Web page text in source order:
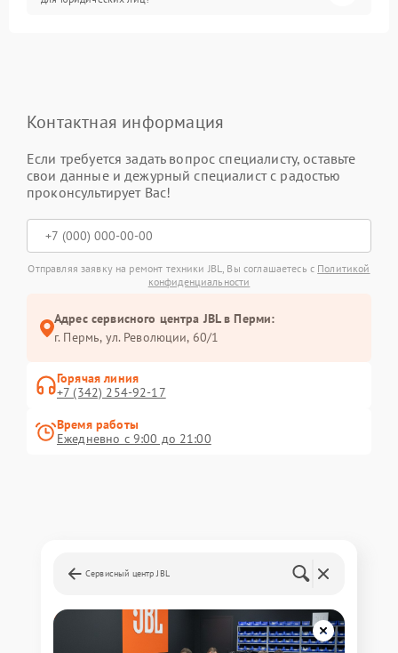
Контактная информация
Если требуется задать вопрос специалисту, оставьте
свои данные и дежурный специалист с радостью
проконсультирует Вас!
Отправляя заявку на ремонт техники JBL, Вы соглашаетесь с Политикой
конфиденциальности
Адрес сервисного центра JBL в Перми:
г. Пермь, ул. ​Революции, 60/1
Горячая линия
+7 (342) 254-92-17
Время работы
Ежедневно с 9:00 до 21:00
Сервисный центр JBL